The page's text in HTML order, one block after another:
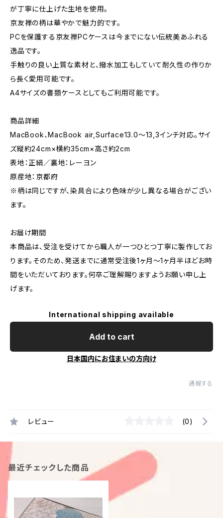
が丁寧に仕上げた生地を使用。
京友禅の柄は華やかで魅力的です。
PCを保護する京友禅PCケースは今までにない伝統美あふれる
逸品です。
手触りの良い上質な素材と、撥水加工もしていて耐久性の作りか
ら長く愛用可能です。
A4サイズの書類ケースとしてもご利用可能です。
商品詳細
MacBook、MacBook air,Surface13.0～13,3インチ対応。サイ
ズ縦約24cm×横約35cm×高さ約2cm
表地：正絹／裏地：レーヨン
原産地：京都府
※柄は同じですが、染具合により色味が少し異なる場合がござい
ます。
お届け期間
本商品は、受注を受けてから職人が一つひとつ丁寧に製作してお
ります。そのため、発送までに通常受注後1ヶ月～1ヶ月半ほどお時
間をいただいております。何卒ご理解賜りますようお願い申し上
げます。
International shipping available
Add to cart
日本国内にお住まいの方向け
通報する
レビュー (0)
最近チェックした商品